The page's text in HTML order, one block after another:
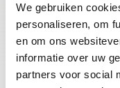
We gebruiken
personaliseren, om
en om ons
informatie over uw
partners voor social
nu tot